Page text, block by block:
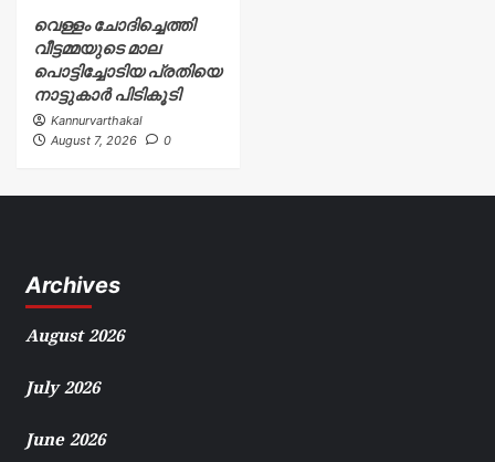
വെള്ളം ചോദിച്ചെത്തി
വീട്ടമ്മയുടെ മാല
പൊട്ടിച്ചോടിയ പ്രതിയെ
നാട്ടുകാർ പിടികൂടി
Kannurvarthakal
August 7, 2026
0
Archives
August 2026
July 2026
June 2026